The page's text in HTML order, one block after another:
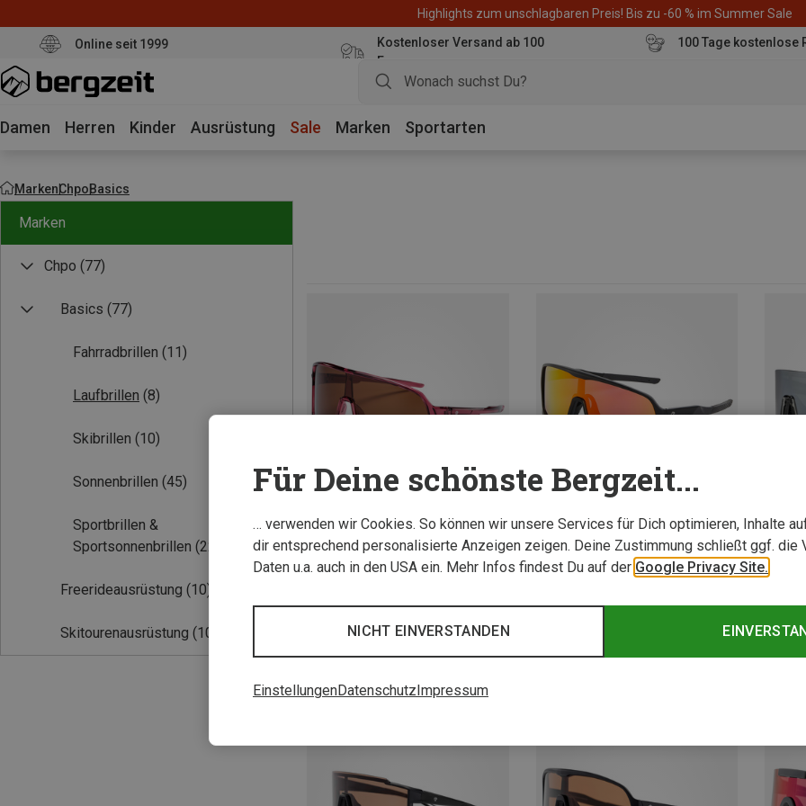
Highlights zum unschlagbaren Preis! Bis zu -60 % im Summer Sale
Online seit 1999
Kostenloser Versand ab 100
Euro
100 Tage kostenlose
Damen Herren Kinder Ausrüstung Sale Marken Sportarten
MarkenChpoBasics
Marken
Chpo (77)
Basics (77)
Fahrradbrillen (11)
Laufbrillen (8)
Skibrillen (10)
Sonnenbrillen (45)
Sportbrillen &
Sportsonnenbrillen (22)
Freerideausrüstung (10)
Skitourenausrüstung (10)
Erica Sportbrille
39,95 €
39,95 €
Siri
39,95 €
Für Deine schönste Bergzeit...
… verwenden wir Cookies. So können wir unsere Services für Dich optimieren, Inhalte
dir entsprechend personalisierte Anzeigen zeigen. Deine Zustimmung schließt ggf. die
Daten u.a. auch in den USA ein. Mehr Infos findest Du auf der Google Privacy Site.
NICHT EINVERSTANDEN
EinstellungenDatenschutzImpressum